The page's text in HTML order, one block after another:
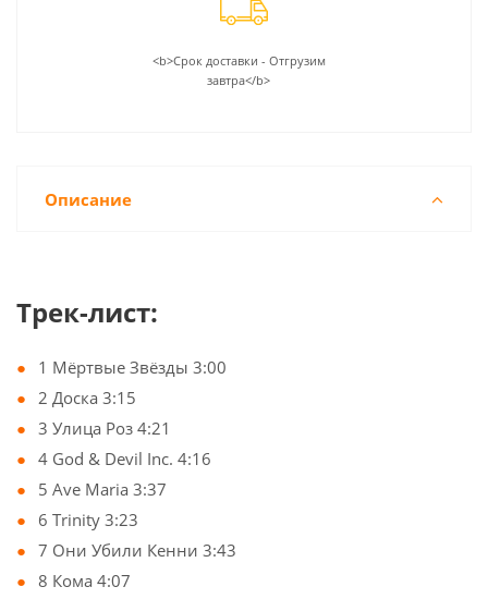
<b>Срок доставки - Отгрузим
завтра</b>
Описание
Трек-лист:
1 Мёртвые Звёзды 3:00
2 Доска 3:15
3 Улица Роз 4:21
4 God & Devil Inc. 4:16
5 Ave Maria 3:37
6 Trinity 3:23
7 Они Убили Кенни 3:43
8 Кома 4:07